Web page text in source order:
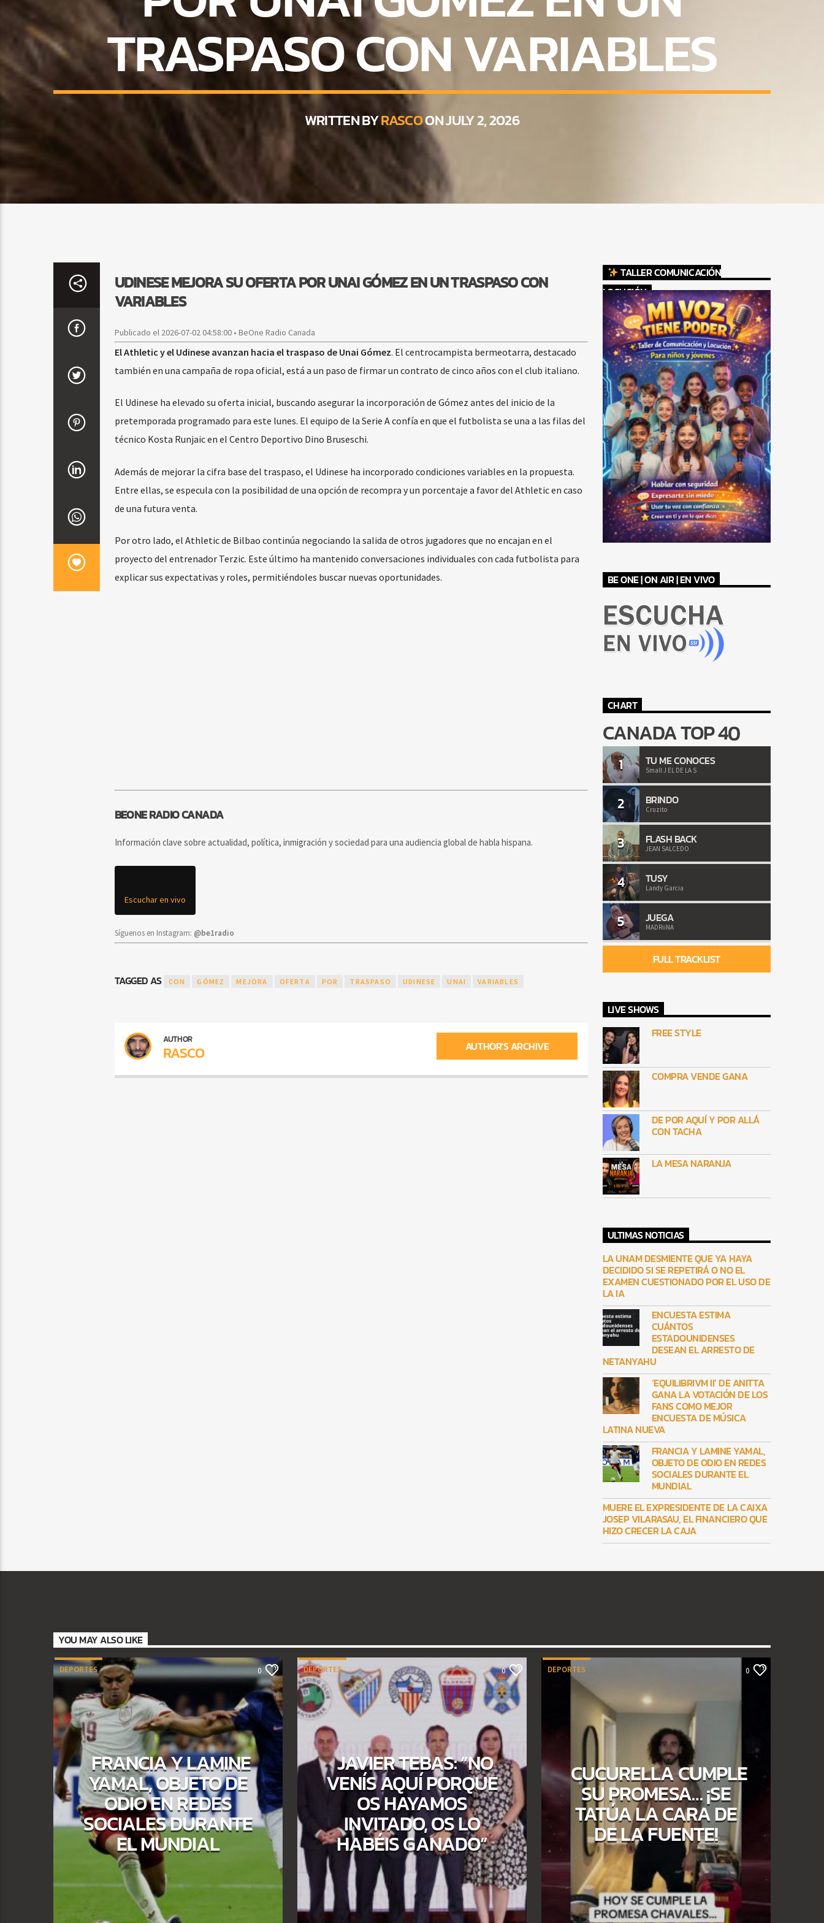
TRASPASO CON VARIABLES
WRITTEN BYRASCOON JULY 2, 2026
UDINESE MEJORA SU OFERTA POR UNAI GÓMEZ EN UN TRASPASO CON
VARIABLES
Publicado el 2026-07-02 04:58:00 • BeOne Radio Canada
El Athletic y el Udinese avanzan hacia el traspaso de Unai Gómez. El centrocampista bermeotarra, destacado
también en una campaña de ropa oficial, está a un paso de firmar un contrato de cinco años con el club italiano.
El Udinese ha elevado su oferta inicial, buscando asegurar la incorporación de Gómez antes del inicio de la
pretemporada programado para este lunes. El equipo de la Serie A confía en que el futbolista se una a las filas del
técnico Kosta Runjaic en el Centro Deportivo Dino Bruseschi.
Además de mejorar la cifra base del traspaso, el Udinese ha incorporado condiciones variables en la propuesta.
Entre ellas, se especula con la posibilidad de una opción de recompra y un porcentaje a favor del Athletic en caso
de una futura venta.
Por otro lado, el Athletic de Bilbao continúa negociando la salida de otros jugadores que no encajan en el
proyecto del entrenador Terzic. Este último ha mantenido conversaciones individuales con cada futbolista para
explicar sus expectativas y roles, permitiéndoles buscar nuevas oportunidades.
BEONE RADIO CANADA
Información clave sobre actualidad, política, inmigración y sociedad para una audiencia global de habla hispana.
Escuchar en vivo
Síguenos en Instagram: @be1radio
TAGGED AS CON GÓMEZ MEJORA OFERTA POR TRASPASO UDINESE UNAI VARIABLES
AUTHOR
RASCO AUTHOR'S ARCHIVE
TALLER COMUNICACIÓN
LOCUCIÓN
BE ONE | ON AIR | EN VIVO
CHART
CANADA TOP 40
1 TU ME CONOCES
Small J EL DE LA S
2 BRINDO
Cruzito
3 FLASH BACK
JEAN SALCEDO
4 TUSY
Landy Garcia
5 JUEGA
MADRiiNA
FULL TRACKLIST
LIVE SHOWS
FREE STYLE
COMPRA VENDE GANA
DE POR AQUÍ Y POR ALLÁ
CON TACHA
LA MESA NARANJA
ULTIMAS NOTICIAS
LA UNAM DESMIENTE QUE YA HAYA
DECIDIDO SI SE REPETIRÁ O NO EL
EXAMEN CUESTIONADO POR EL USO DE
LA IA
ENCUESTA ESTIMA
CUÁNTOS
ESTADOUNIDENSES
DESEAN EL ARRESTO DE
NETANYAHU
‘EQUILIBRIVM II’ DE ANITTA
GANA LA VOTACIÓN DE LOS
FANS COMO MEJOR
ENCUESTA DE MÚSICA
LATINA NUEVA
FRANCIA Y LAMINE YAMAL,
OBJETO DE ODIO EN REDES
SOCIALES DURANTE EL
MUNDIAL
MUERE EL EXPRESIDENTE DE LA CAIXA
JOSEP VILARASAU, EL FINANCIERO QUE
HIZO CRECER LA CAJA
YOU MAY ALSO LIKE
DEPORTES 0
FRANCIA Y LAMINE
YAMAL, OBJETO DE
ODIO EN REDES
SOCIALES DURANTE
EL MUNDIAL
DEPORTES 0
JAVIER TEBAS: “NO
VENÍS AQUÍ PORQUE
OS HAYAMOS
INVITADO, OS LO
HABÉIS GANADO”
DEPORTES 0
CUCURELLA CUMPLE
SU PROMESA… ¡SE
TATÚA LA CARA DE
DE LA FUENTE!